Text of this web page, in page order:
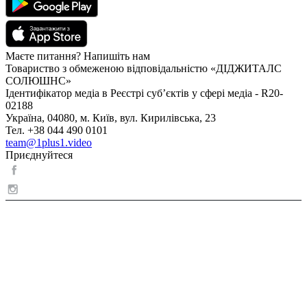
Маєте питання? Напишіть нам
Товариство з обмеженою відповідальністю «ДІДЖИТАЛС
СОЛЮШНС»
Ідентифікатор медіа в Реєстрі суб’єктів у сфері медіа - R20-
02188
Україна, 04080, м. Київ, вул. Кирилівська, 23
Тел. +38 044 490 0101
team@1plus1.video
Приєднуйтеся